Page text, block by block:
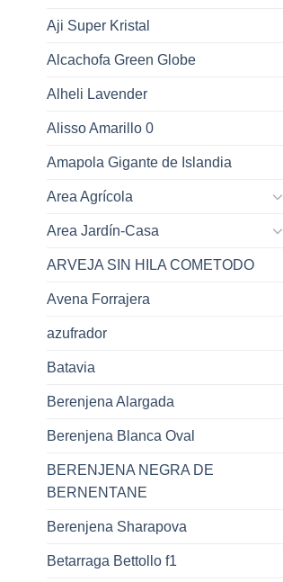
Aji Super Kristal
Alcachofa Green Globe
Alheli Lavender
Alisso Amarillo 0
Amapola Gigante de Islandia
Area Agrícola
Area Jardín-Casa
ARVEJA SIN HILA COMETODO
Avena Forrajera
azufrador
Batavia
Berenjena Alargada
Berenjena Blanca Oval
BERENJENA NEGRA DE
BERNENTANE
Berenjena Sharapova
Betarraga Bettollo f1